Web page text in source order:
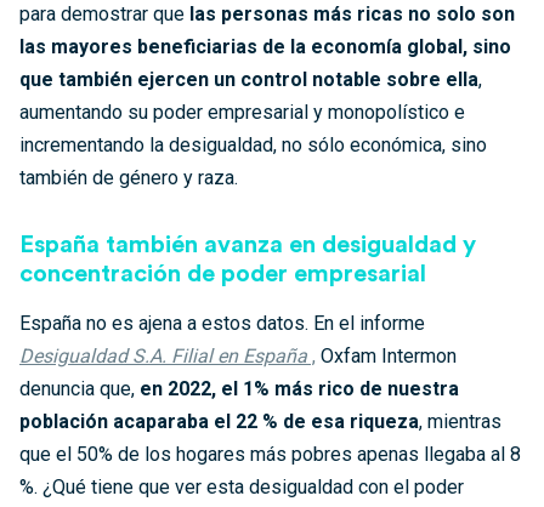
para demostrar que las personas más ricas no solo son
las mayores beneficiarias de la economía global, sino
que también ejercen un control notable sobre ella,
aumentando su poder empresarial y monopolístico e
incrementando la desigualdad, no sólo económica, sino
también de género y raza.
España también avanza en desigualdad y
concentración de poder empresarial
España no es ajena a estos datos. En el informe
Desigualdad S.A. Filial en España , Oxfam Intermon
denuncia que, en 2022, el 1% más rico de nuestra
población acaparaba el 22 % de esa riqueza, mientras
que el 50% de los hogares más pobres apenas llegaba al 8
%. ¿Qué tiene que ver esta desigualdad con el poder